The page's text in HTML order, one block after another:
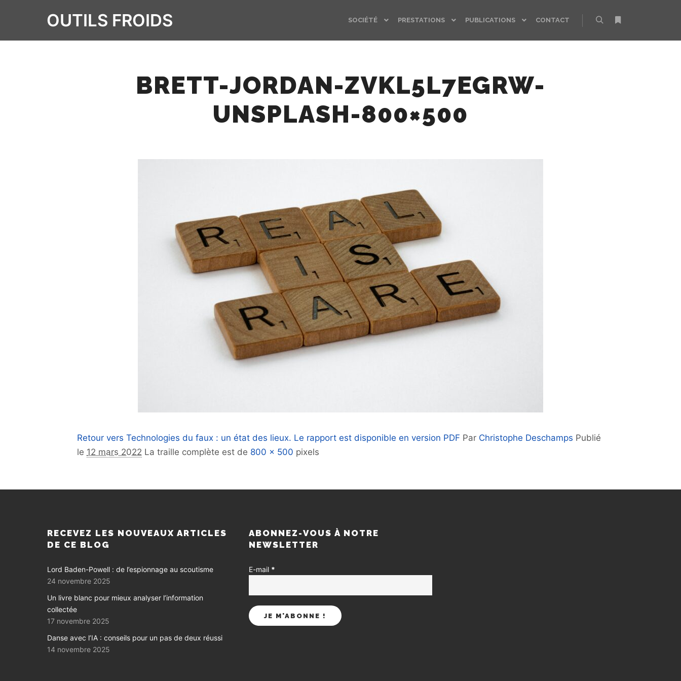
OUTILS FROIDS SOCIÉTÉ PRESTATIONS PUBLICATIONS
CONTACT
BRETT-JORDAN-ZVKL5L7EGRW-
UNSPLASH-800×500
Retour vers Technologies du faux : un état des lieux. Le rapport est disponible en version PDF Par Christophe Deschamps Publié
le 12 mars 2022 La traille complète est de 800 × 500 pixels
RECEVEZ LES NOUVEAUX ARTICLES
DE CE BLOG
Lord Baden-Powell : de l’espionnage au scoutisme
24 novembre 2025
Un livre blanc pour mieux analyser l’information
collectée
17 novembre 2025
Danse avec l’IA : conseils pour un pas de deux réussi
14 novembre 2025
ABONNEZ-VOUS À NOTRE
NEWSLETTER
E-mail *